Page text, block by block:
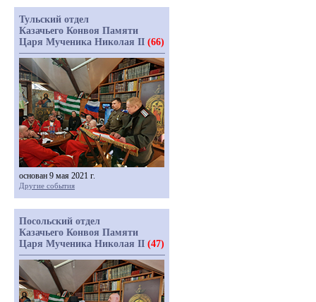
Тульский отдел
Казачьего Конвоя Памяти
Царя Мученика Николая II (66)
основан 9 мая 2021 г.
Другие события
Посольский отдел
Казачьего Конвоя Памяти
Царя Мученика Николая II (47)